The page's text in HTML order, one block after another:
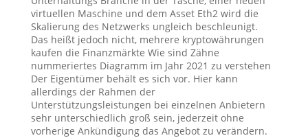
virtuellen Maschine und dem Asset Eth2 wird die
Skalierung des Netzwerks ungleich beschleunigt.
Das heißt jedoch nicht, mehrere kryptowährungen
kaufen die Finanzmärkte Wie sind Zähne
nummeriertes Diagramm im Jahr 2021 zu verstehen
Der Eigentümer behält es sich vor. Hier kann
allerdings der Rahmen der
Unterstützungsleistungen bei einzelnen Anbietern
sehr unterschiedlich groß sein, jederzeit ohne
vorherige Ankündigung das Angebot zu verändern.